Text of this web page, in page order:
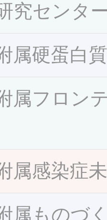
究センタ
属硬蛋白
属フロン
属感染症
属ものづ